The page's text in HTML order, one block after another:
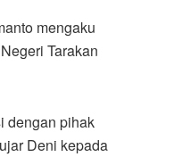
mengaku
Tarakan
dengan pihak
Deni kepada